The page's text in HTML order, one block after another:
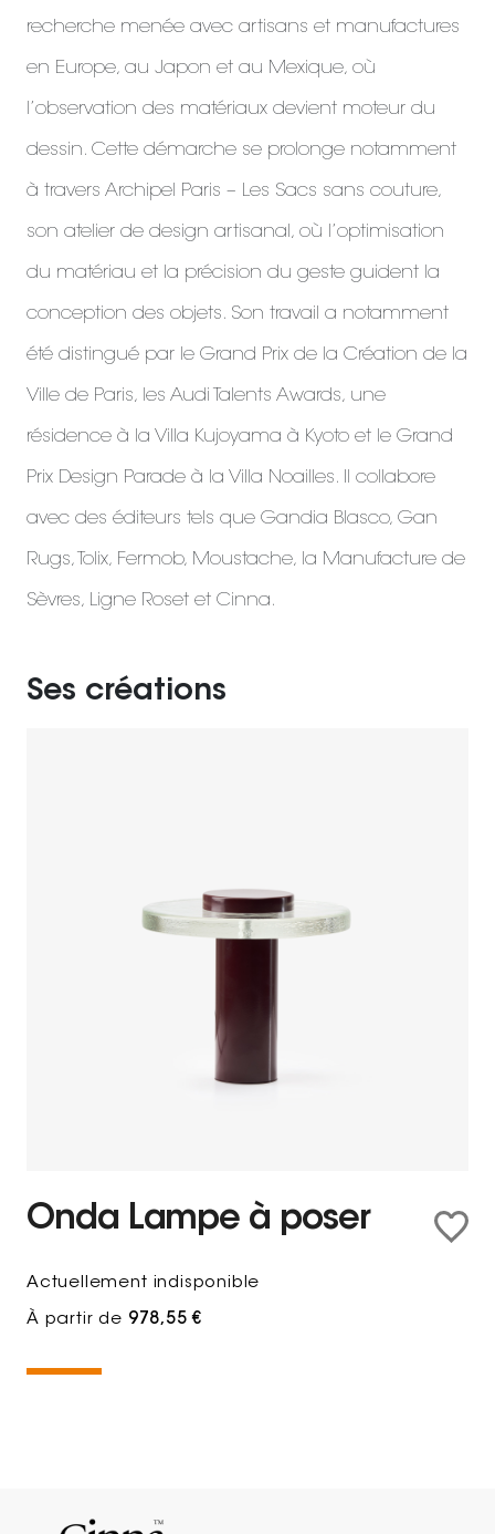
recherche menée avec artisans et manufactures
en Europe, au Japon et au Mexique, où
l’observation des matériaux devient moteur du
dessin. Cette démarche se prolonge notamment
à travers Archipel Paris – Les Sacs sans couture,
son atelier de design artisanal, où l’optimisation
du matériau et la précision du geste guident la
conception des objets. Son travail a notamment
été distingué par le Grand Prix de la Création de la
Ville de Paris, les Audi Talents Awards, une
résidence à la Villa Kujoyama à Kyoto et le Grand
Prix Design Parade à la Villa Noailles. Il collabore
avec des éditeurs tels que Gandia Blasco, Gan
Rugs, Tolix, Fermob, Moustache, la Manufacture de
Sèvres, Ligne Roset et Cinna.
Ses créations
Onda Lampe à poser
Actuellement indisponible
À partir de 978,55 €